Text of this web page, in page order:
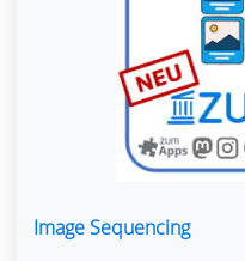
Image Sequencing